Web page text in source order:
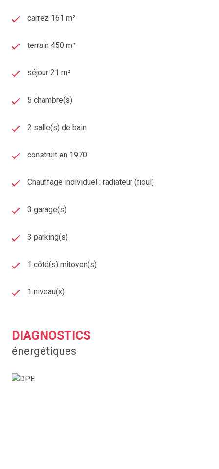
carrez 161 m²
terrain 450 m²
séjour 21 m²
5 chambre(s)
2 salle(s) de bain
construit en 1970
Chauffage individuel : radiateur (fioul)
3 garage(s)
3 parking(s)
1 côté(s) mitoyen(s)
1 niveau(x)
DIAGNOSTICS
énergétiques